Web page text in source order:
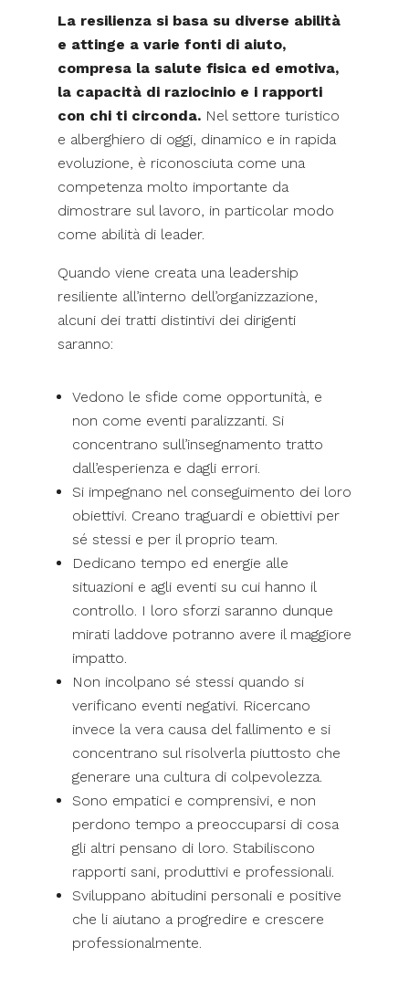
La resilienza si basa su diverse abilità
e attinge a varie fonti di aiuto,
compresa la salute fisica ed emotiva,
la capacità di raziocinio e i rapporti
con chi ti circonda. Nel settore turistico
e alberghiero di oggi, dinamico e in rapida
evoluzione, è riconosciuta come una
competenza molto importante da
dimostrare sul lavoro, in particolar modo
come abilità di leader.
Quando viene creata una leadership
resiliente all’interno dell’organizzazione,
alcuni dei tratti distintivi dei dirigenti
saranno:
Vedono le sfide come opportunità, e
non come eventi paralizzanti. Si
concentrano sull’insegnamento tratto
dall’esperienza e dagli errori.
Si impegnano nel conseguimento dei loro
obiettivi. Creano traguardi e obiettivi per
sé stessi e per il proprio team.
Dedicano tempo ed energie alle
situazioni e agli eventi su cui hanno il
controllo. I loro sforzi saranno dunque
mirati laddove potranno avere il maggiore
impatto.
Non incolpano sé stessi quando si
verificano eventi negativi. Ricercano
invece la vera causa del fallimento e si
concentrano sul risolverla piuttosto che
generare una cultura di colpevolezza.
Sono empatici e comprensivi, e non
perdono tempo a preoccuparsi di cosa
gli altri pensano di loro. Stabiliscono
rapporti sani, produttivi e professionali.
Sviluppano abitudini personali e positive
che li aiutano a progredire e crescere
professionalmente.